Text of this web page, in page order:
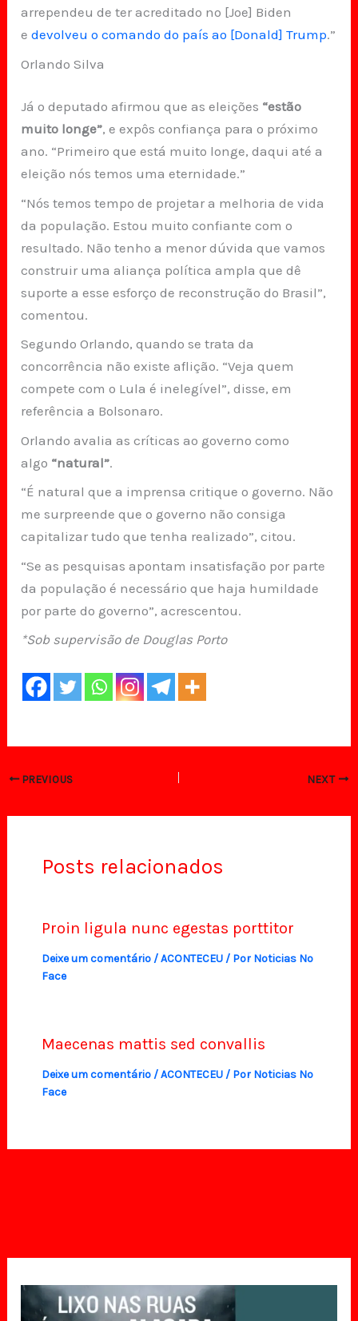
arrependeu de ter acreditado no [Joe] Biden
edevolveu o comando do país ao [Donald] Trump.”
Orlando Silva
Já o deputado afirmou que as eleições “estão
muito longe”, e expôs confiança para o próximo
ano. “Primeiro que está muito longe, daqui até a
eleição nós temos uma eternidade.”
“Nós temos tempo de projetar a melhoria de vida
da população. Estou muito confiante com o
resultado. Não tenho a menor dúvida que vamos
construir uma aliança política ampla que dê
suporte a esse esforço de reconstrução do Brasil”,
comentou.
Segundo Orlando, quando se trata da
concorrência não existe aflição. “Veja quem
compete com o Lula é inelegível”, disse, em
referência a Bolsonaro.
Orlando avalia as críticas ao governo como
algo “natural”.
“É natural que a imprensa critique o governo. Não
me surpreende que o governo não consiga
capitalizar tudo que tenha realizado”, citou.
“Se as pesquisas apontam insatisfação por parte
da população é necessário que haja humildade
por parte do governo”, acrescentou.
*Sob supervisão de Douglas Porto
PREVIOUS NEXT
Posts relacionados
Proin ligula nunc egestas porttitor
Deixe um comentário/ACONTECEU/ Por Noticias No
Face
Maecenas mattis sed convallis
Deixe um comentário/ACONTECEU/ Por Noticias No
Face